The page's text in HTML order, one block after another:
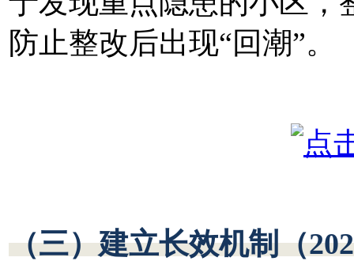
防止整改后出现“回潮”。
（三）建立长效机制（